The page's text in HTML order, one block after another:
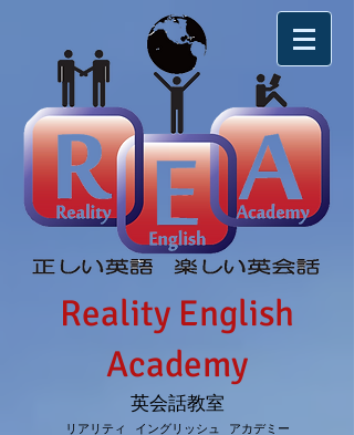
Reality English
Academy
英会話教室
リアリティ イングリッシュ アカデミー